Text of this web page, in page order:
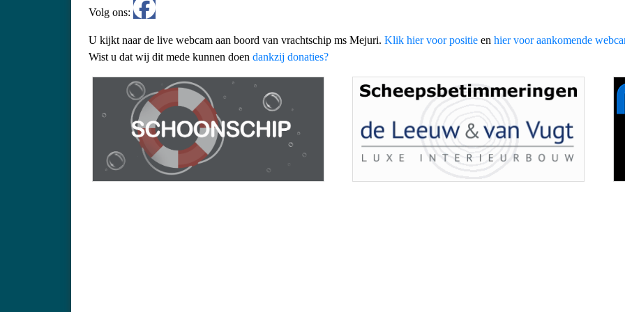
Volg ons:
U kijkt naar de live webcam aan boord van vrachtschip ms Mejuri. Klik hier voor positie en hier voor aankomende
Wist u dat wij dit mede kunnen doen dankzij donaties?